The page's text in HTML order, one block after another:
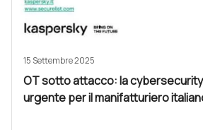
15 Settembre 2025
OT sotto attacco: la
urgente per il manifatturiero